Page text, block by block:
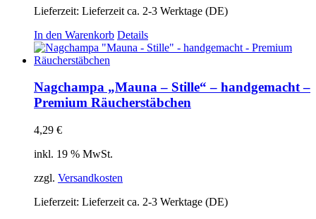
Lieferzeit: Lieferzeit ca. 2-3 Werktage (DE)
In den Warenkorb Details
Nagchampa „Mauna – Stille“ – handgemacht –
Premium Räucherstäbchen
4,29 €
inkl. 19 % MwSt.
zzgl. Versandkosten
Lieferzeit: Lieferzeit ca. 2-3 Werktage (DE)